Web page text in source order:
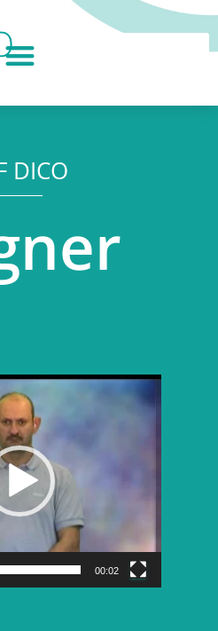
DICO
Lecteur
vidéo
00:02